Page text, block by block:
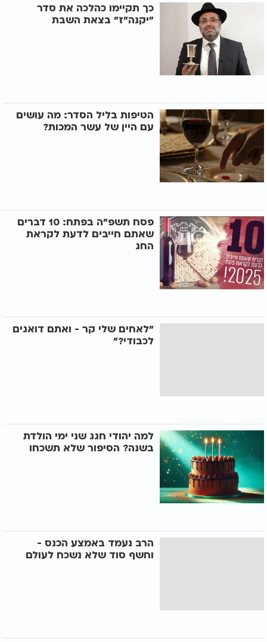
כך תקיימו כהלכה את סדר
"יקנה"ז" בצאת השבת
הטיפות בליל הסדר: מה עושים
עם היין של עשר המכות?
פסח תשפ"ה בפתח: 10 דברים
שאתם חייבים לדעת לקראת
החג
"לאחים שלי קר - ואתם דואגים
לכבודי?"
למה יהודי חגג שני ימי הולדת
בשנה? הסיפור שלא תשכחו
הרב נעמד באמצע הכנס -
וחשף סוד שלא נשכח לעולם